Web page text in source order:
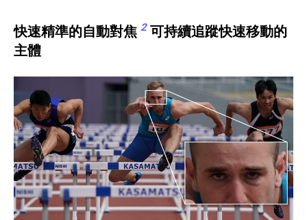
快速精準的自動對焦 2可持續追蹤快速移動的
主體